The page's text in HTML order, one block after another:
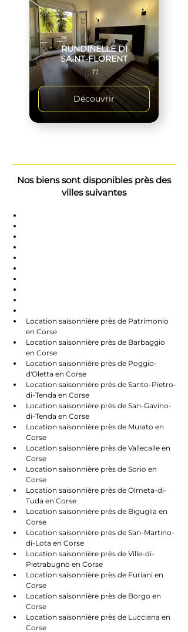
RUNDINELLE DI
SAINT-FLORENT
T1
Découvrir
Nos biens sont disponibles près des
villes suivantes
Location saisonnière près de Patrimonio
en Corse
Location saisonnière près de Barbaggio
en Corse
Location saisonnière près de Poggio-
d'Oletta en Corse
Location saisonnière près de Santo-Pietro-
di-Tenda en Corse
Location saisonnière près de San-Gavino-
di-Tenda en Corse
Location saisonnière près de Murato en
Corse
Location saisonnière près de Vallecalle en
Corse
Location saisonnière près de Sorio en
Corse
Location saisonnière près de Olmeta-di-
Tuda en Corse
Location saisonnière près de Biguglia en
Corse
Location saisonnière près de San-Martino-
di-Lota en Corse
Location saisonnière près de Ville-di-
Pietrabugno en Corse
Location saisonnière près de Furiani en
Corse
Location saisonnière près de Borgo en
Corse
Location saisonnière près de Lucciana en
Corse